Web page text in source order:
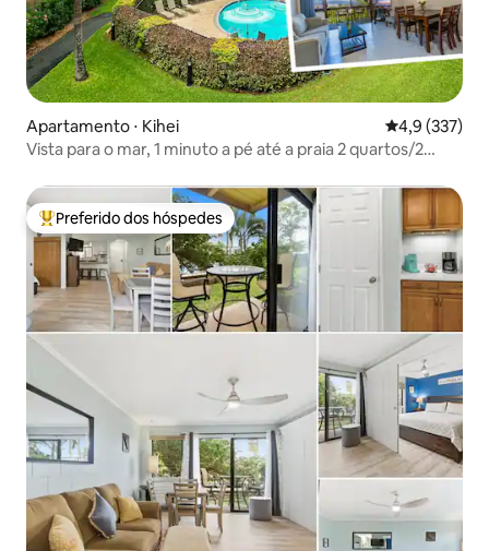
Apartamento ⋅ Kihei 4,9 de uma
4,9 (337)
Vista para o mar, 1 minuto a pé até a praia 2 quartos/2
Entre os melhores preferidos dos hóspedes
Preferido dos hóspedes